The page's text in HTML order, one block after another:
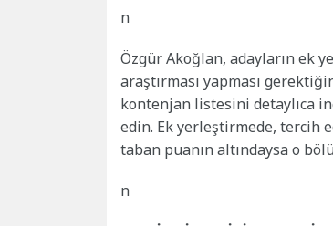
n
Özgür Akoğlan, adayların ek
araştırması yapması
kontenjan listesini detaylıca
edin. Ek yerleştirmede, tercih
taban puanın altındaysa o
n